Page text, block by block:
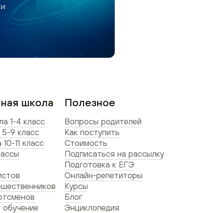
Полезное
Вопросы родителей
Как поступить
Стоимость
Подписаться на рассылку
Подготовка к ЕГЭ
Онлайн-репетиторы
Курсы
Блог
Энциклопедия
школа
1-4 класс
9 класс
11 класс